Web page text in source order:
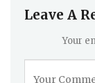
Leave A
Your